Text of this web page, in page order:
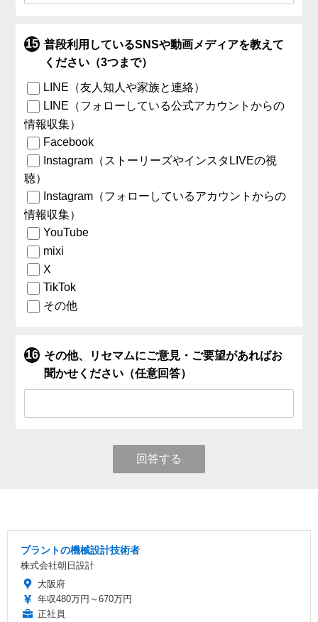
普段利用しているSNSや動画メディアを教えて
ください（3つまで）
LINE（友人知人や家族と連絡）
LINE（フォローしている公式アカウントからの
情報収集）
Facebook
Instagram（ストーリーズやインスタLIVEの視
聴）
Instagram（フォローしているアカウントからの
情報収集）
YouTube
mixi
X
TikTok
その他
その他、リセマムにご意見・ご要望があればお
聞かせください（任意回答）
回答する
プラントの機械設計技術者
株式会社朝日設計
大阪府
年収480万円～670万円
正社員